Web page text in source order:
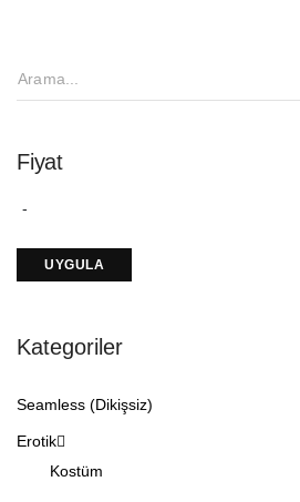
Fiyat
Kategoriler
Seamless (Dikişsiz)
Erotik
Kostüm